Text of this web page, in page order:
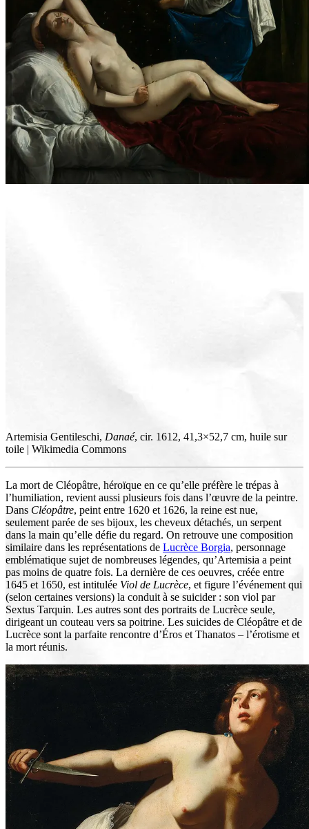
Artemisia Gentileschi, Danaé, cir. 1612, 41,3×52,7 cm, huile sur
toile | Wikimedia Commons
La mort de Cléopâtre, héroïque en ce qu’elle préfère le trépas à
l’humiliation, revient aussi plusieurs fois dans l’œuvre de la peintre.
Dans Cléopâtre, peint entre 1620 et 1626, la reine est nue,
seulement parée de ses bijoux, les cheveux détachés, un serpent
dans la main qu’elle défie du regard. On retrouve une composition
similaire dans les représentations de Lucrèce Borgia, personnage
emblématique sujet de nombreuses légendes, qu’Artemisia a peint
pas moins de quatre fois. La dernière de ces oeuvres, créée entre
1645 et 1650, est intitulée Viol de Lucrèce, et figure l’événement qui
(selon certaines versions) la conduit à se suicider : son viol par
Sextus Tarquin. Les autres sont des portraits de Lucrèce seule,
dirigeant un couteau vers sa poitrine. Les suicides de Cléopâtre et de
Lucrèce sont la parfaite rencontre d’Éros et Thanatos – l’érotisme et
la mort réunis.